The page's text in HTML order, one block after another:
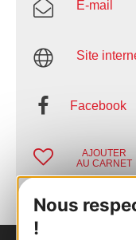
Nous
!
E-mail
Site
Facebook
AJOUTER
AU CARNET